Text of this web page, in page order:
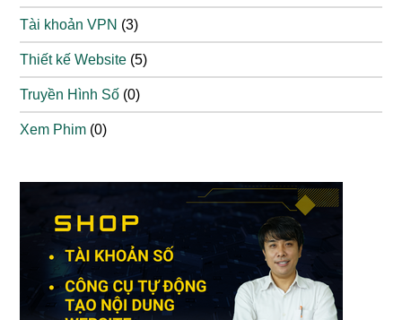
Tài khoản VPN (3)
Thiết kế Website (5)
Truyền Hình Số (0)
Xem Phim (0)